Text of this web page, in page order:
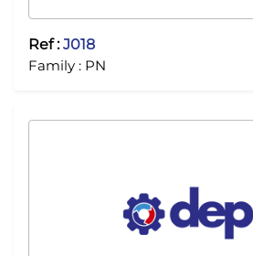
Ref :J018
Family : PN